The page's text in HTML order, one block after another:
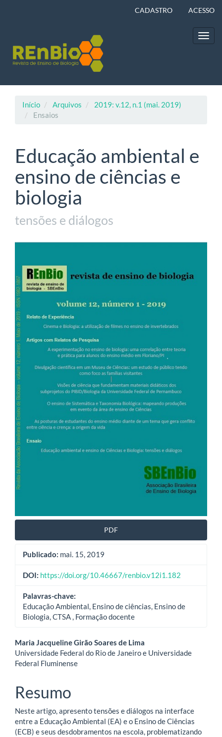
Barra
Lateral
CADASTRO ACESSO
Início Arquivos
2019: v.12, n.1 (mai. 2019)
Ensaios
Educação ambiental e
ensino de ciências e
biologia
tensões e diálogos
lateral
de
artigos
PDF
Publicado: mai. 15, 2019
DOI: https://doi.org/10.46667/renbio.v12i1.182
Palavras-chave:
Educação Ambiental, Ensino de ciências, Ensino de
Biologia, CTSA , Formação docente
Conteúdo
do
principal
Maria Jacqueline Girão Soares de Lima
Universidade Federal do Rio de Janeiro e Universidade
Federal Fluminense
Resumo
Neste artigo, apresento tensões e diálogos na interface
entre a Educação Ambiental (EA) e o Ensino de Ciências
(ECB) e seus desdobramentos na escola, problematizando